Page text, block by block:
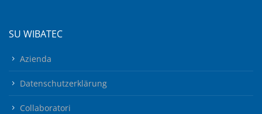
SU WIBATEC
Azienda
Datenschutzerklärung
Collaboratori